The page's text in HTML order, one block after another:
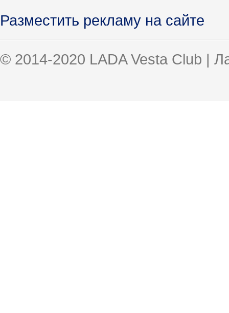
Разместить рекламу на сайте
© 2014-2020 LADA Vesta Club |